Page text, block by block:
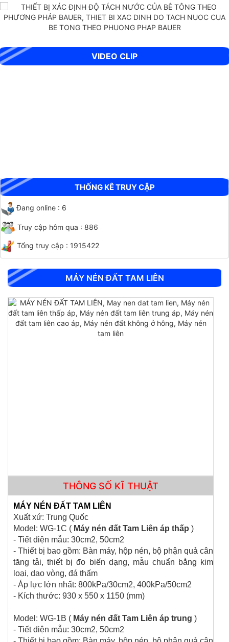
THIẾT BỊ XÁC ĐỊNH ĐỘ TÁCH NƯỚC CỦA BÊ TÔNG THEO PHƯƠNG
CHỐT ĐO CO NGÓT BÊ TÔNG BẰNG INOX
MÁY SIÊU ÂM CỌC KHOAN NHỒI RSM-SY6(C)
VIDEO CLIP
THỐNG KÊ TRUY CẬP
Đang online : 6
Truy cập hôm qua : 886
Tổng truy cập : 1915422
MÁY NÉN ĐẤT TAM LIÊN
THÔNG SỐ KĨ THUẬT
MÁY NÉN ĐẤT TAM LIÊN
Xuất xứ: Trung Quốc
Model: WG-1C ( Máy nén đất Tam Liên áp thấp )
- Tiết diện mẫu: 30cm2, 50cm2
- Thiết bị bao gồm: Bàn máy, hộp nén, bộ phận quả cân
tăng tải, thiết bị đo biến dạng, mẫu chuẩn bằng kim
loại, dao vòng, đá thấm
- Áp lực lớn nhất: 800kPa/30cm2, 400kPa/50cm2
- Kích thước: 930 x 550 x 1150 (mm)
Model: WG-1B ( Máy nén đất Tam Liên áp trung )
- Tiết diện mẫu: 30cm2, 50cm2